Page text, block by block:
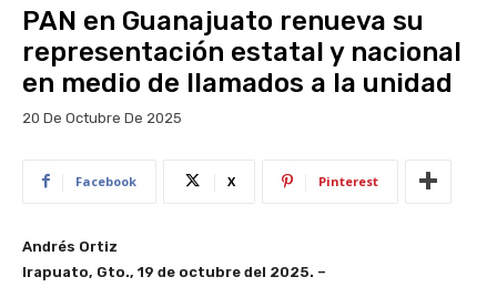
PAN en Guanajuato renueva su
representación estatal y nacional
en medio de llamados a la unidad
20 De Octubre De 2025
Facebook X Pinterest
Andrés Ortiz
Irapuato, Gto., 19 de octubre del 2025. –